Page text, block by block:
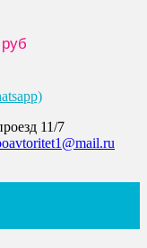
11/7